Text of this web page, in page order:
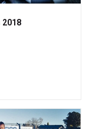
2018